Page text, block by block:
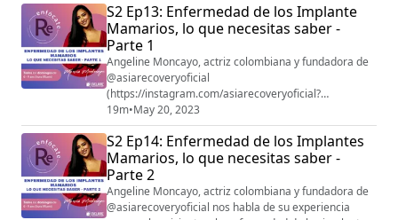
S2 Ep13: Enfermedad de los Implante
Mamarios, lo que necesitas saber -
Parte 1
Angeline Moncayo, actriz colombiana y fundadora de
@asiarecoveryoficial
(https://instagram.com/asiarecoveryoficial?
igshid=MzRlODBiNWFlZA==) nos habla de su
experiencia como sobreviviente a la enfermedad de
los implantes mamarios.
19m•May 20, 2023
S2 Ep14: Enfermedad de los Implantes
Mamarios, lo que necesitas saber -
Parte 2
Angeline Moncayo, actriz colombiana y fundadora de
@asiarecoveryoficial nos habla de su experiencia